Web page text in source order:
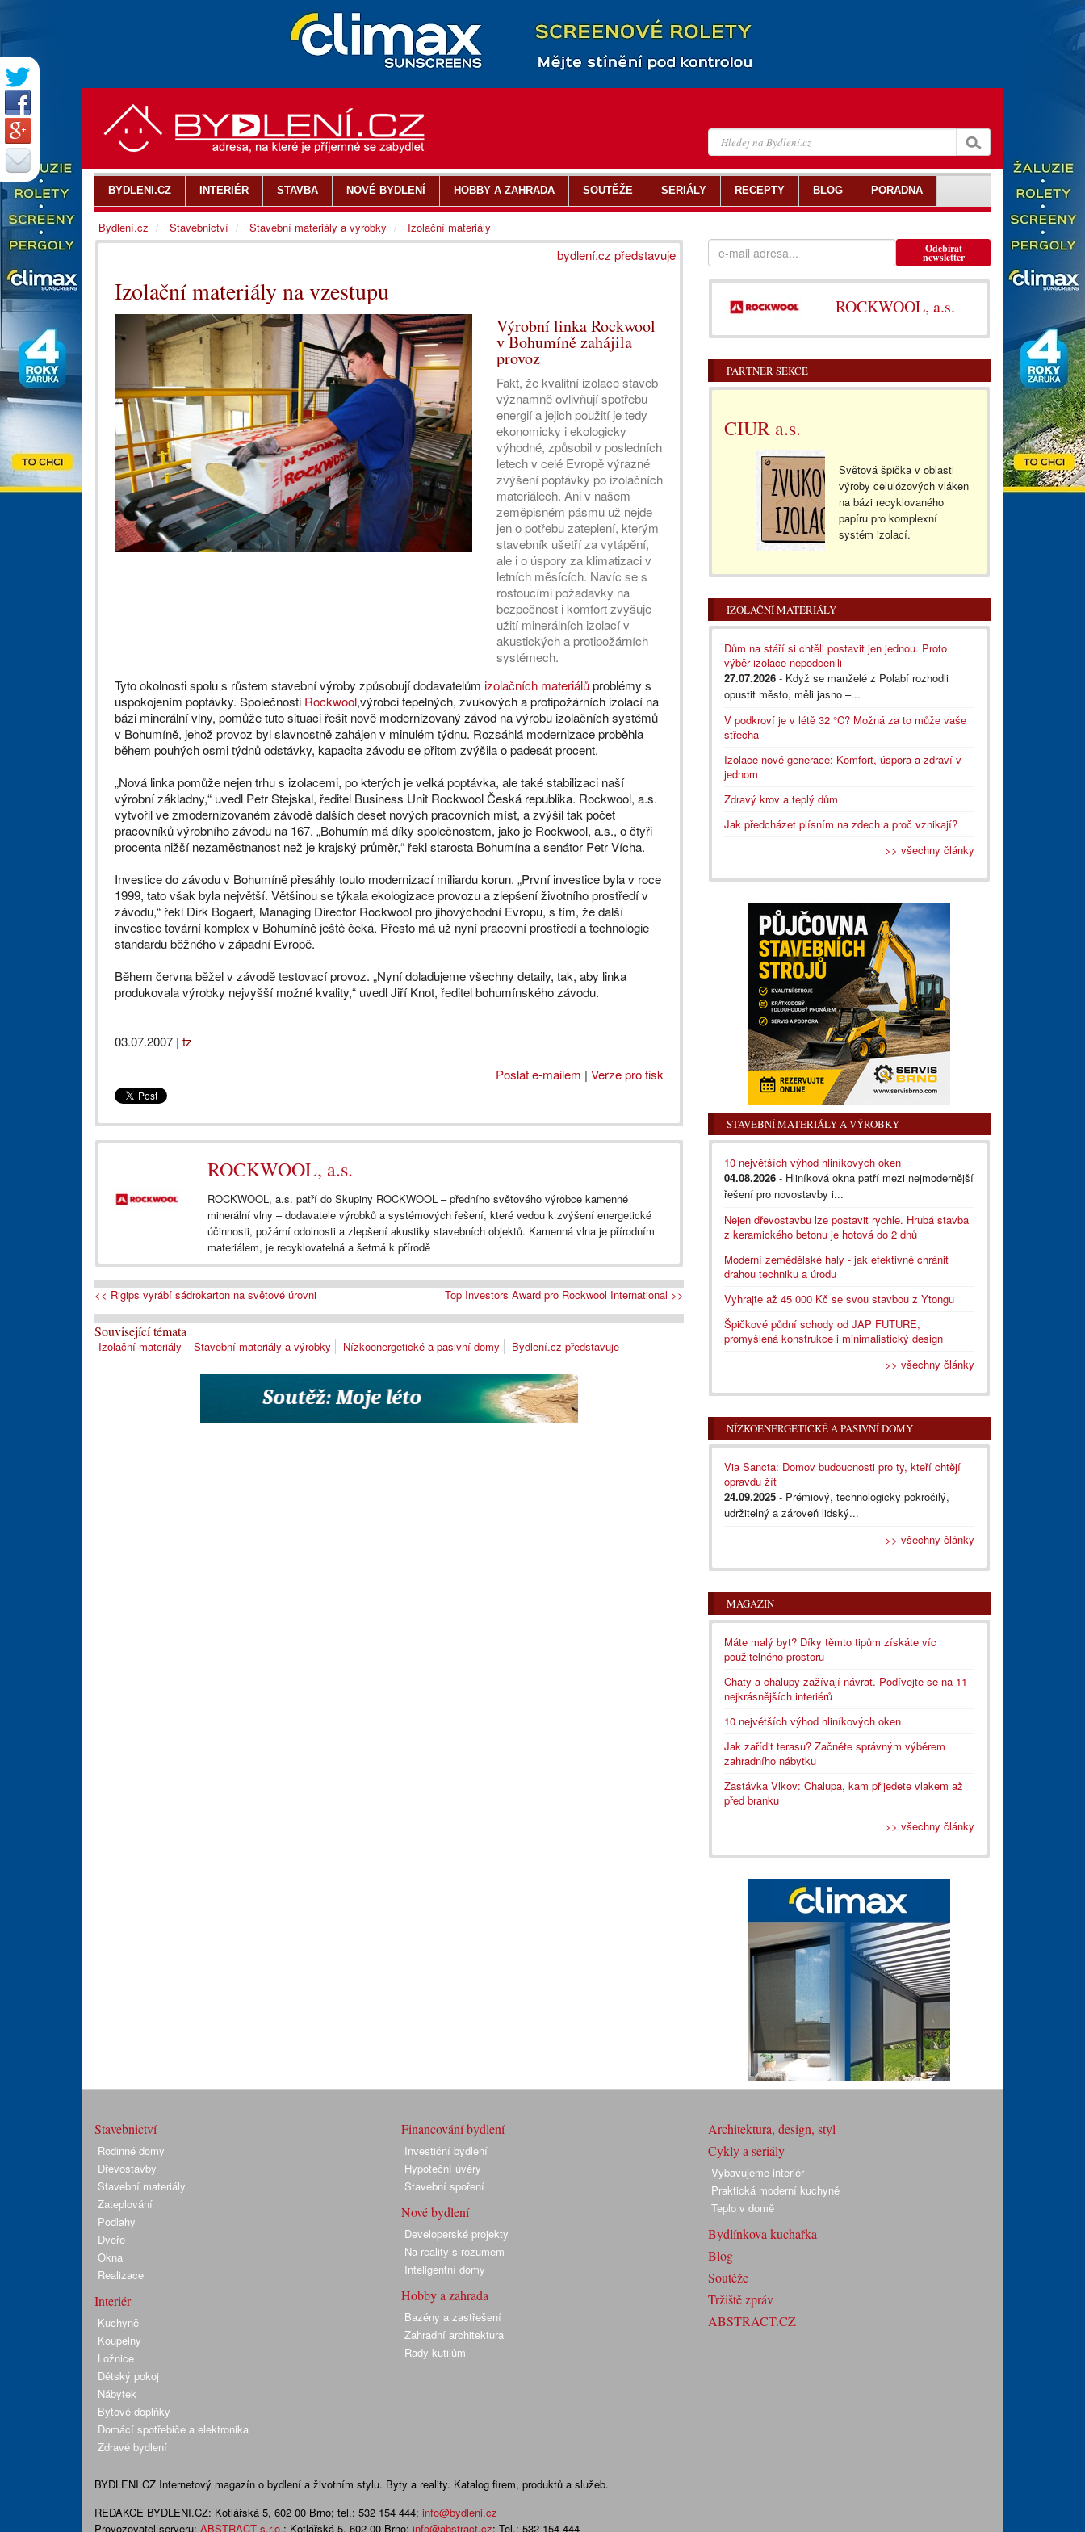
bydlení.cz představuje
Izolační materiály na vzestupu
Výrobní linka Rockwool
v Bohumíně zahájila
provoz
Fakt, že kvalitní izolace staveb
významně ovlivňují spotřebu
energií a jejich použití je tedy
ekonomicky i ekologicky
výhodné, způsobil v posledních
letech v celé Evropě výrazné
zvýšení poptávky po izolačních
materiálech. Ani v našem
zeměpisném pásmu už nejde
jen o potřebu zateplení, kterým
stavebník ušetří za vytápění,
ale i o úspory za klimatizaci v
letních měsících. Navíc se s
rostoucími požadavky na
bezpečnost i komfort zvyšuje
užití minerálních izolací v
akustických a protipožárních
systémech.
Tyto okolnosti spolu s růstem stavební výroby způsobují dodavatelům izolačních materiálůproblémy s
uspokojením poptávky. Společnosti Rockwool,výrobci tepelných, zvukových a protipožárních izolací na
bázi minerální vlny, pomůže tuto situaci řešit nově modernizovaný závod na výrobu izolačních systémů
v Bohumíně, jehož provoz byl slavnostně zahájen v minulém týdnu. Rozsáhlá modernizace proběhla
během pouhých osmi týdnů odstávky, kapacita závodu se přitom zvýšila o padesát procent.
„Nová linka pomůže nejen trhu s izolacemi, po kterých je velká poptávka, ale také stabilizaci naší
výrobní základny,“ uvedl Petr Stejskal, ředitel Business Unit Rockwool Česká republika. Rockwool, a.s.
vytvořil ve zmodernizovaném závodě dalších deset nových pracovních míst, a zvýšil tak počet
pracovníků výrobního závodu na 167. „Bohumín má díky společnostem, jako je Rockwool, a.s., o čtyři
procenta nižší nezaměstnanost než je krajský průměr,“ řekl starosta Bohumína a senátor Petr Vícha.
Investice do závodu v Bohumíně přesáhly touto modernizací miliardu korun. „První investice byla v roce
1999, tato však byla největší. Většinou se týkala ekologizace provozu a zlepšení životního prostředí v
závodu,“ řekl Dirk Bogaert, Managing Director Rockwool pro jihovýchodní Evropu, s tím, že další
investice tovární komplex v Bohumíně ještě čeká. Přesto má už nyní pracovní prostředí a technologie
standardu běžného v západní Evropě.
Během června běžel v závodě testovací provoz. „Nyní dolaďujeme všechny detaily, tak, aby linka
produkovala výrobky nejvyšší možné kvality,“ uvedl Jiří Knot, ředitel bohumínského závodu.
03.07.2007 | tz
Poslat e-mailem | Verze pro tisk
ROCKWOOL, a.s.
ROCKWOOL, a.s. patří do Skupiny ROCKWOOL – předního světového výrobce kamenné
minerální vlny – dodavatele výrobků a systémových řešení, které vedou k zvýšení energetické
účinnosti, požární odolnosti a zlepšení akustiky stavebních objektů. Kamenná vlna je přírodním
materiálem, je recyklovatelná a šetrná k přírodě
<< Rigips vyrábí sádrokarton na světové úrovni Top Investors Award pro Rockwool International >>
Související témata
Izolační materiály Stavební materiály a výrobky Nízkoenergetické a pasivní domy Bydlení.cz představuje
Odebírat
newsletter
ROCKWOOL, a.s.
PARTNER SEKCE
CIUR a.s.
Světová špička v oblasti
výroby celulózových vláken
na bázi recyklovaného
papíru pro komplexní
systém izolací.
IZOLAČNÍ MATERIÁLY
Dům na stáří si chtěli postavit jen jednou. Proto
výběr izolace nepodcenili
27.07.2026 - Když se manželé z Polabí rozhodli
opustit město, měli jasno –...
V podkroví je v létě 32 °C? Možná za to může vaše
střecha
Izolace nové generace: Komfort, úspora a zdraví v
jednom
Zdravý krov a teplý dům
Jak předcházet plísním na zdech a proč vznikají?
>> všechny články
STAVEBNÍ MATERIÁLY A VÝROBKY
10 největších výhod hliníkových oken
04.08.2026 - Hliníková okna patří mezi nejmodernější
řešení pro novostavby i...
Nejen dřevostavbu lze postavit rychle. Hrubá stavba
z keramického betonu je hotová do 2 dnů
Moderní zemědělské haly - jak efektivně chránit
drahou techniku a úrodu
Vyhrajte až 45 000 Kč se svou stavbou z Ytongu
Špičkové půdní schody od JAP FUTURE,
promyšlená konstrukce i minimalistický design
>> všechny články
NÍZKOENERGETICKÉ A PASIVNÍ DOMY
Via Sancta: Domov budoucnosti pro ty, kteří chtějí
opravdu žít
24.09.2025 - Prémiový, technologicky pokročilý,
udržitelný a zároveň lidský...
>> všechny články
MAGAZÍN
Máte malý byt? Díky těmto tipům získáte víc
použitelného prostoru
Chaty a chalupy zažívají návrat. Podívejte se na 11
nejkrásnějších interiérů
10 největších výhod hliníkových oken
Jak zařídit terasu? Začněte správným výběrem
zahradního nábytku
Zastávka Vlkov: Chalupa, kam přijedete vlakem až
před branku
>> všechny články
BYDLENI.CZ INTERIÉR STAVBA NOVÉ BYDLENÍ HOBBY A ZAHRADA SOUTĚŽE SERIÁLY RECEPTY BLOG PORADNA
Bydlení.cz Stavebnictví Stavební materiály a výrobky Izolační materiály
Stavebnictví
Rodinné domy
Dřevostavby
Stavební materiály
Zateplování
Podlahy
Dveře
Okna
Realizace
Interiér
Kuchyně
Koupelny
Ložnice
Dětský pokoj
Nábytek
Bytové doplňky
Domácí spotřebiče a elektronika
Zdravé bydlení
Financování bydlení
Investiční bydlení
Hypoteční úvěry
Stavební spoření
Nové bydlení
Developerské projekty
Na reality s rozumem
Inteligentní domy
Hobby a zahrada
Bazény a zastřešení
Zahradní architektura
Rady kutilům
Architektura, design, styl
Cykly a seriály
Vybavujeme interiér
Praktická moderní kuchyně
Teplo v domě
Bydlínkova kuchařka
Blog
Soutěže
Tržiště zpráv
ABSTRACT.CZ
BYDLENI.CZ Internetový magazín o bydlení a životním stylu. Byty a reality. Katalog firem, produktů a služeb.
REDAKCE BYDLENI.CZ: Kotlářská 5, 602 00 Brno; tel.: 532 154 444; info@bydleni.cz
Provozovatel serveru: ABSTRACT s.r.o.; Kotlářská 5, 602 00 Brno; info@abstract.cz; Tel.: 532 154 444